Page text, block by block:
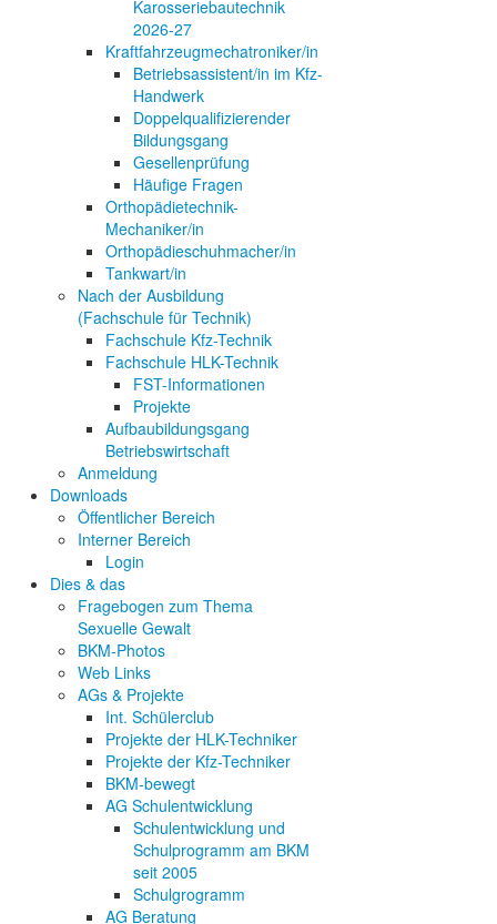
Karosseriebautechnik
2026-27
Kraftfahrzeugmechatroniker/in
Betriebsassistent/in im Kfz-
Handwerk
Doppelqualifizierender
Bildungsgang
Gesellenprüfung
Häufige Fragen
Orthopädietechnik-
Mechaniker/in
Orthopädieschuhmacher/in
Tankwart/in
Nach der Ausbildung
(Fachschule für Technik)
Fachschule Kfz-Technik
Fachschule HLK-Technik
FST-Informationen
Projekte
Aufbaubildungsgang
Betriebswirtschaft
Anmeldung
Downloads
Öffentlicher Bereich
Interner Bereich
Login
Dies & das
Fragebogen zum Thema
Sexuelle Gewalt
BKM-Photos
Web Links
AGs & Projekte
Int. Schülerclub
Projekte der HLK-Techniker
Projekte der Kfz-Techniker
BKM-bewegt
AG Schulentwicklung
Schulentwicklung und
Schulprogramm am BKM
seit 2005
Schulgrogramm
AG Beratung